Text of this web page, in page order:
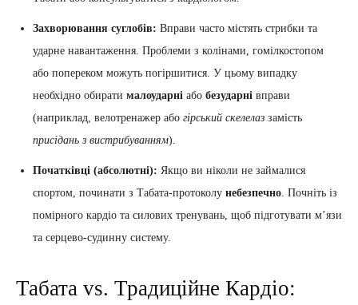
Захворювання суглобів: Вправи часто містять стрибки та
ударне навантаження. Проблеми з колінами, гомілкостопом
або попереком можуть погіршитися. У цьому випадку
необхідно обирати малоударні або безударні вправи
(наприклад, велотренажер або гірський скелелаз замість
присідань з вистрибуванням).
Початківці (абсолютні): Якщо ви ніколи не займалися
спортом, починати з Табата-протоколу небезпечно . Почніть із
помірного кардіо та силових тренувань, щоб підготувати м’язи
та серцево-судинну систему.
Табата vs. Традиційне Кардіо: